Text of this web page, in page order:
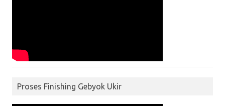
Proses Finishing Gebyok Ukir